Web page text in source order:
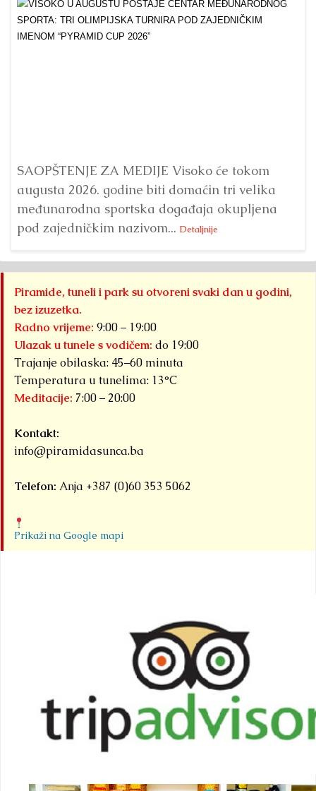
SAOPŠTENJE ZA MEDIJE Visoko će tokom
augusta 2026. godine biti domaćin tri velika
međunarodna sportska događaja okupljena
pod zajedničkim nazivom... Detaljnije
Piramide, tuneli i park su otvoreni svaki dan u godini,
bez izuzetka.
Radno vrijeme: 9:00 – 19:00
Ulazak u tunele s vodičem: do 19:00
Trajanje obilaska: 45–60 minuta
Temperatura u tunelima: 13°C
Meditacije: 7:00 – 20:00
Kontakt:
info@piramidasunca.ba
Telefon: Anja +387 (0)60 353 5062
Prikaži na Google mapi